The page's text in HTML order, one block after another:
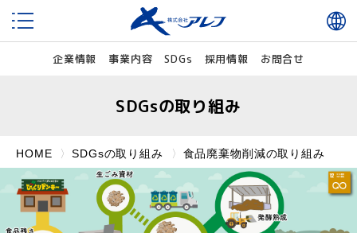
企業情報 事業内容 SDGs 採用情報 お問合せ
SDGsの取り組み
HOME SDGsの取り組み 食品廃棄物削減の取り組み